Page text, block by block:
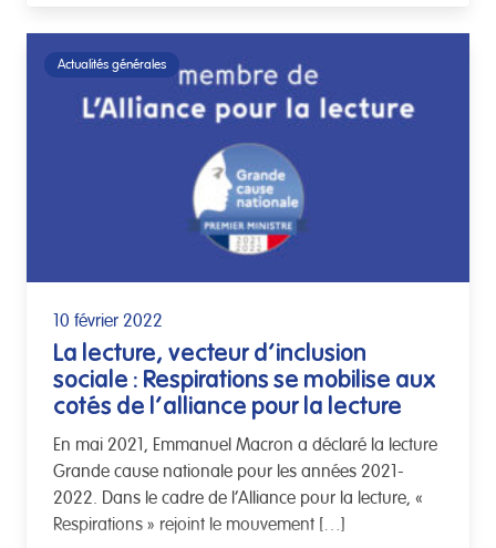
Actualités générales
10 février 2022
La lecture, vecteur d’inclusion
sociale : Respirations se mobilise aux
cotés de l’alliance pour la lecture
En mai 2021, Emmanuel Macron a déclaré la lecture
Grande cause nationale pour les années 2021-
2022. Dans le cadre de l’Alliance pour la lecture, «
Respirations » rejoint le mouvement […]